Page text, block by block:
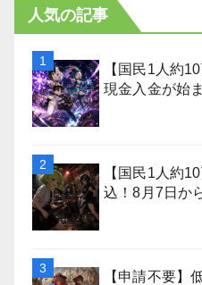
人気の記事
【国民1人約
現金入金が始
【国民1人約
込！8月7日か
【申請不要】